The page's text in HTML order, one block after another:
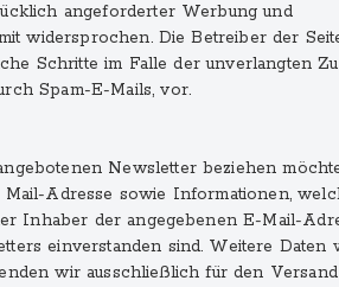
angeforderter Werbung und
widersprochen. Die Betreiber der
Schritte im Falle der unverlangten
Spam-E-Mails, vor.
Newsletter beziehen
Adresse sowie Informationen,
Inhaber der angegebenen E-Mail-
einverstanden sind. Weitere Daten
wir ausschließlich für den